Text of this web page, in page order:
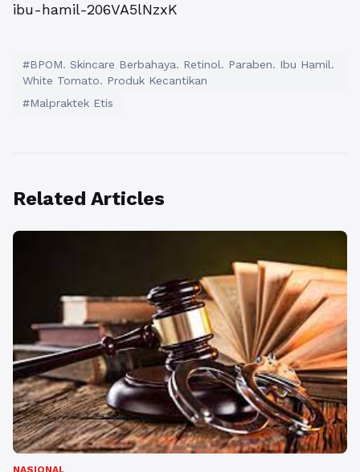
ibu-hamil-206VA5lNzxK
#BPOM. Skincare Berbahaya. Retinol. Paraben. Ibu Hamil.
White Tomato. Produk Kecantikan
#Malpraktek Etis
Related Articles
NASIONAL